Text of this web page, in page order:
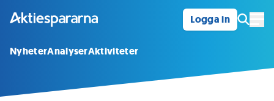
Logga in
NyheterAnalyserAktiviteter